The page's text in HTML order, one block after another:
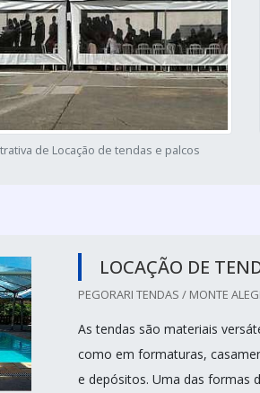
de Locação de tendas e palcos
LOCAÇÃO DE
PEGORARI TENDAS / MONTE
As tendas são materiais
como em formaturas,
e depósitos. Uma das formas